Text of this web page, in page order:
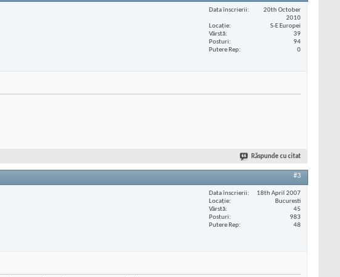
Data înscrierii
20th October
2010
Locaţie
S-E Europei
Vârstă
39
Posturi
94
Putere Rep
0
Răspunde cu citat
#3
Data înscrierii
18th April 2007
Locaţie
Bucuresti
Vârstă
45
Posturi
983
Putere Rep
48